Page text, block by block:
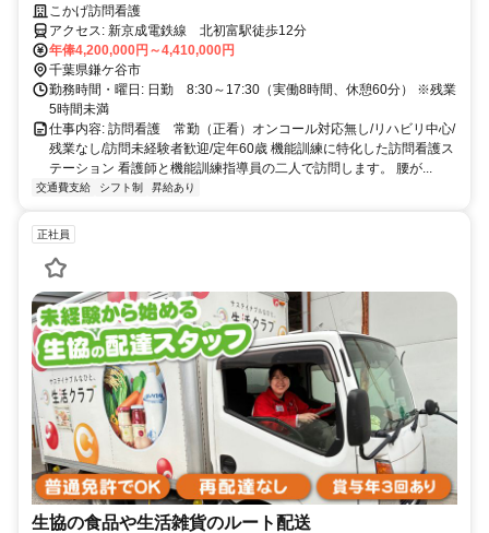
問未経験者歓迎/定年60歳
こかげ訪問看護
アクセス: 新京成電鉄線 北初富駅徒歩12分
年俸4,200,000円～4,410,000円
千葉県鎌ケ谷市
勤務時間・曜日: 日勤 8:30～17:30（実働8時間、休憩60分） ※残業
5時間未満
仕事内容: 訪問看護 常勤（正看）オンコール対応無し/リハビリ中心/
残業なし/訪問未経験者歓迎/定年60歳 機能訓練に特化した訪問看護ス
テーション 看護師と機能訓練指導員の二人で訪問します。 腰が...
交通費支給 シフト制 昇給あり
正社員
生協の食品や生活雑貨のルート配送